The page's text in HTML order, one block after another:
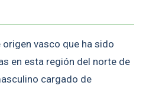
vasco que ha sido
en esta región del norte de
cargado de